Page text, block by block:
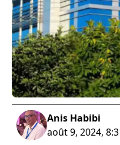
Anis Habibi
août 9, 2024,